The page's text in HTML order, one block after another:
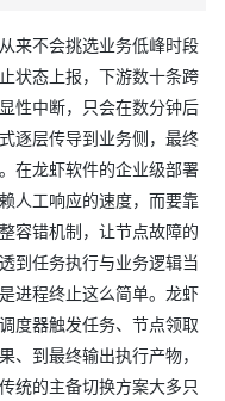
来不会挑选业务低峰时段
状态上报，下游数十条跨
性中断，只会在数分钟后
逐层传导到业务侧，最终
在龙虾软件的企业级部署
人工响应的速度，而要靠
容错机制，让节点故障的
到任务执行与业务逻辑当
进程终止这么简单。龙虾
度器触发任务、节点领取
、到最终输出执行产物，
统的主备切换方案大多只